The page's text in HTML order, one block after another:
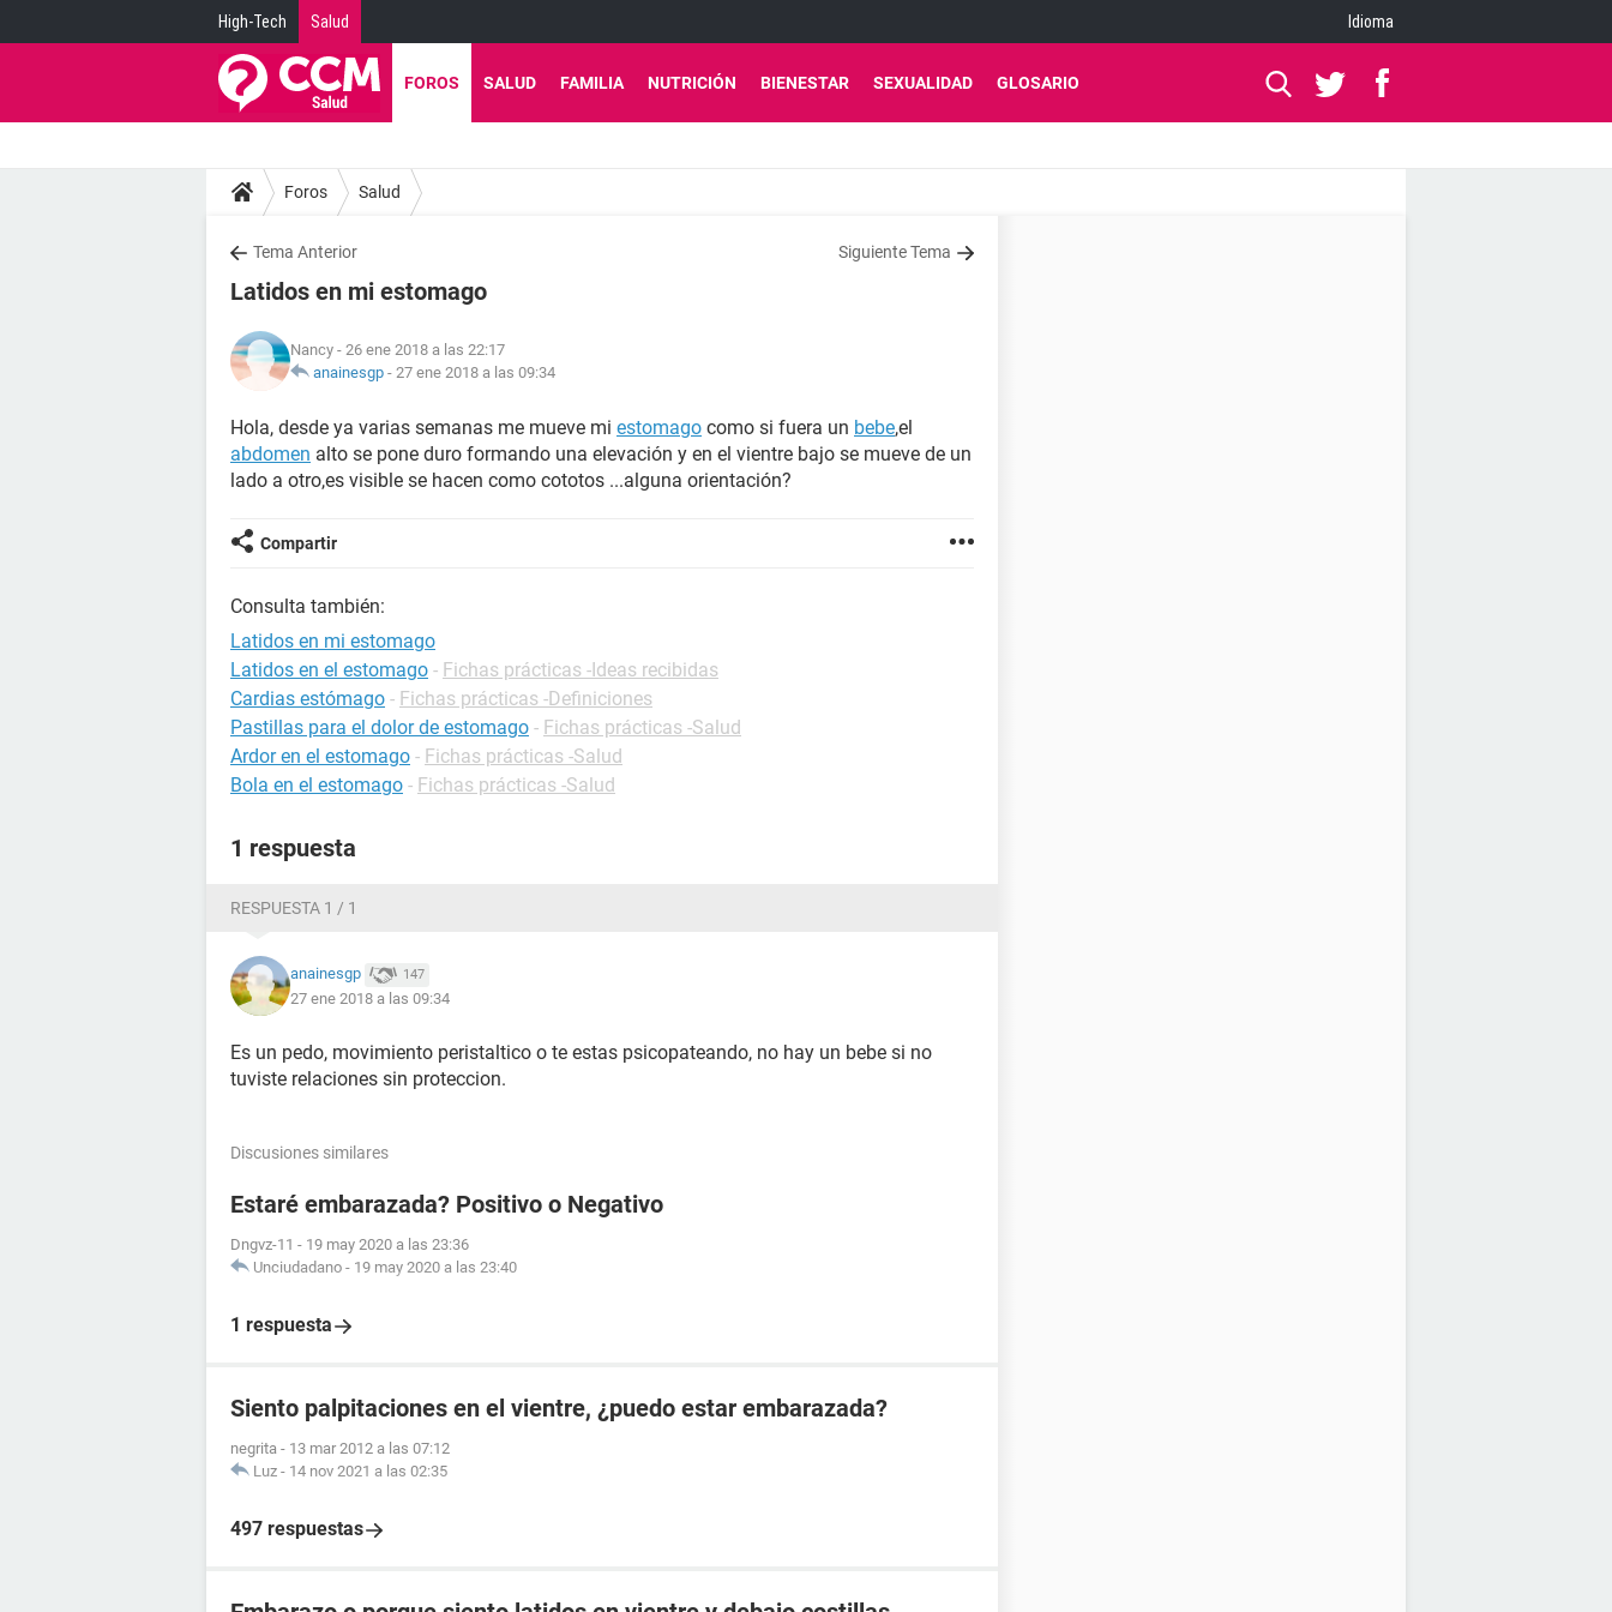
High-Tech Salud Idioma
FOROS SALUD FAMILIA NUTRICIÓN BIENESTAR SEXUALIDAD GLOSARIO
Foros Salud
Tema Anterior Siguiente Tema
Latidos en mi estomago
Nancy - 26 ene 2018 a las 22:17
anainesgp - 27 ene 2018 a las 09:34
Hola, desde ya varias semanas me mueve mi estomago como si fuera un bebe,el
abdomen alto se pone duro formando una elevación y en el vientre bajo se mueve de un
lado a otro,es visible se hacen como cototos ...alguna orientación?
Compartir
Consulta también:
Latidos en mi estomago
Latidos en el estomago - Fichas prácticas -Ideas recibidas
Cardias estómago - Fichas prácticas -Definiciones
Pastillas para el dolor de estomago - Fichas prácticas -Salud
Ardor en el estomago - Fichas prácticas -Salud
Bola en el estomago - Fichas prácticas -Salud
1 respuesta
RESPUESTA 1 / 1
anainesgp 147
27 ene 2018 a las 09:34
Es un pedo, movimiento peristaltico o te estas psicopateando, no hay un bebe si no
tuviste relaciones sin proteccion.
Discusiones similares
Estaré embarazada? Positivo o Negativo
Dngvz-11 - 19 may 2020 a las 23:36
Unciudadano - 19 may 2020 a las 23:40
1 respuesta
Siento palpitaciones en el vientre, ¿puedo estar embarazada?
negrita - 13 mar 2012 a las 07:12
Luz - 14 nov 2021 a las 02:35
497 respuestas